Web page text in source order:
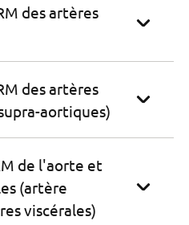
des artères
des artères
aortiques)
de l'aorte et
(artère
viscérales)